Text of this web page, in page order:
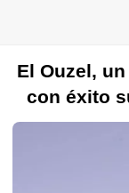
Veleros
Salón
El Ouzel,
con éxito